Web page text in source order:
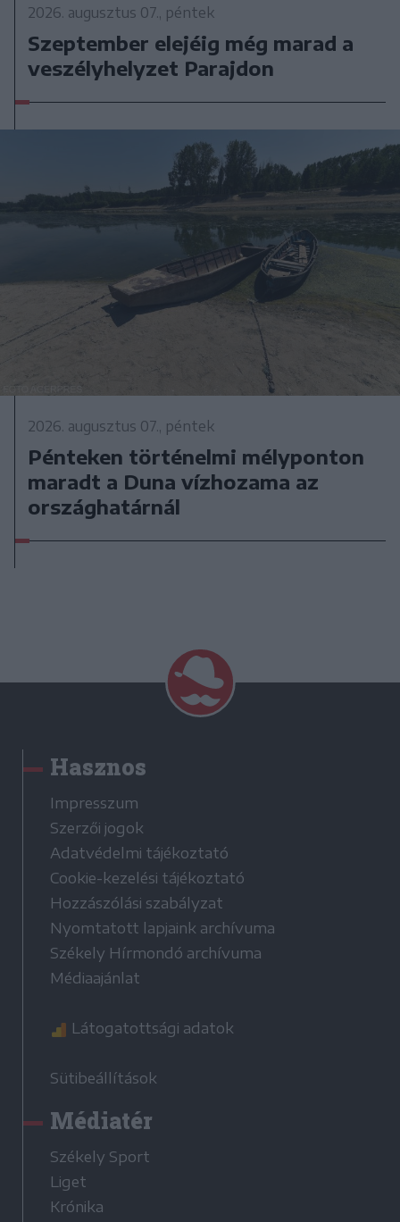
2026. augusztus 07., péntek
Szeptember elejéig még marad a
veszélyhelyzet Parajdon
2026. augusztus 07., péntek
Pénteken történelmi mélyponton
maradt a Duna vízhozama az
országhatárnál
Hasznos
Impresszum
Szerzői jogok
Adatvédelmi tájékoztató
Cookie-kezelési tájékoztató
Hozzászólási szabályzat
Nyomtatott lapjaink archívuma
Székely Hírmondó archívuma
Médiaajánlat
Látogatottsági adatok
Sütibeállítások
Médiatér
Székely Sport
Liget
Krónika